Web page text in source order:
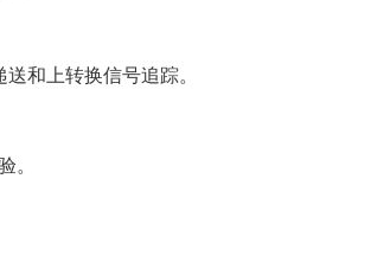
和上转换信号追踪。